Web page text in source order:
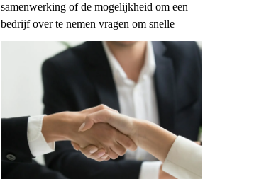
samenwerking of de mogelijkheid om een
bedrijf over te nemen vragen om snelle